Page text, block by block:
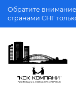
Обратите
странами СНГ